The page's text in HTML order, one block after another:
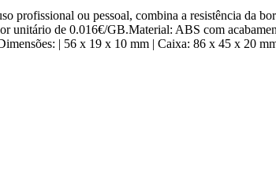
profissional ou pessoal, combina a resistência da
unitário de 0.016€/GB.Material: ABS com
| 56 x 19 x 10 mm | Caixa: 86 x 45 x 20